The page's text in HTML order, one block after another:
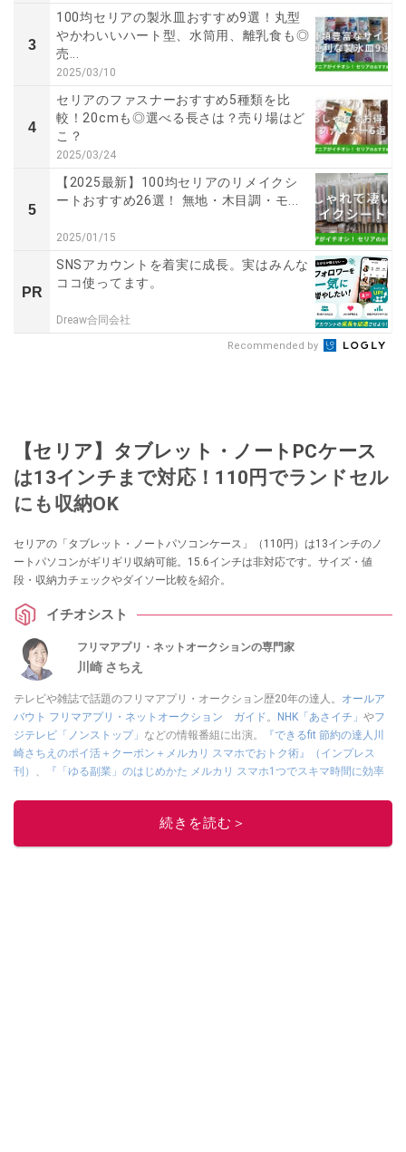
3
100均セリアの製氷皿おすすめ9選！丸型
やかわいいハート型、水筒用、離乳食も◎
売...
2025/03/10
4
セリアのファスナーおすすめ5種類を比
較！20cmも◎選べる長さは？売り場はど
こ？
2025/03/24
5
【2025最新】100均セリアのリメイクシ
ートおすすめ26選！ 無地・木目調・モ...
2025/01/15
PR
SNSアカウントを着実に成長。実はみんな
ココ使ってます。
Dreaw合同会社
Recommended by
【セリア】タブレット・ノートPCケース
は13インチまで対応！110円でランドセル
にも収納OK
セリアの「タブレット・ノートパソコンケース」（110円）は13インチのノ
ートパソコンがギリギリ収納可能。15.6インチは非対応です。サイズ・値
段・収納力チェックやダイソー比較を紹介。
イチオシスト
フリマアプリ・ネットオークションの専門家
川崎 さちえ
テレビや雑誌で話題のフリマアプリ・オークション歴20年の達人。 オールア
バウト フリマアプリ・ネットオークション ガイド。 NHK「あさイチ」 やフ
ジテレビ「ノンストップ」 などの情報番組に出演。
『できるfit 節約の達人川
崎さちえのポイ活＋クーポン＋メルカリ スマホでおトク術』（インプレス
刊） 、
『「ゆる副業」のはじめかた メルカリ スマホ1つでスキマ時間に効率
ぜ日記」
■経歴：2003年、夫が子育てをするために、突然会社を辞める。翌月からの
給料が０円になり、家にいながら、しかも空いた時間でできるオークション
続きを読む＞